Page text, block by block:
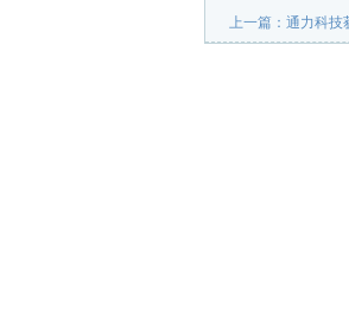
上一篇： 通力科技